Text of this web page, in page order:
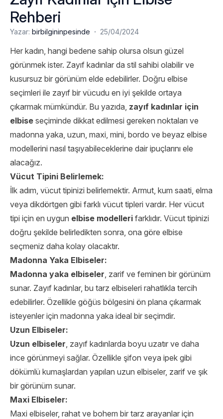
Rehberi
Yazar: birbilgininpesinde · 25/04/2024
Her kadın, hangi bedene sahip olursa olsun güzel
görünmek ister. Zayıf kadınlar da stil sahibi olabilir ve
kusursuz bir görünüm elde edebilirler. Doğru elbise
seçimleri ile zayıf bir vücudu en iyi şekilde ortaya
çıkarmak mümkündür. Bu yazıda, zayıf kadınlar için
elbise seçiminde dikkat edilmesi gereken noktaları ve
madonna yaka, uzun, maxi, mini, bordo ve beyaz elbise
modellerini nasıl taşıyabileceklerine dair ipuçlarını ele
alacağız.
Vücut Tipini Belirlemek:
İlk adım, vücut tipinizi belirlemektir. Armut, kum saati, elma
veya dikdörtgen gibi farklı vücut tipleri vardır. Her vücut
tipi için en uygun elbise modelleri farklıdır. Vücut tipinizi
doğru şekilde belirledikten sonra, ona göre elbise
seçmeniz daha kolay olacaktır.
Madonna Yaka Elbiseler:
Madonna yaka elbiseler, zarif ve feminen bir görünüm
sunar. Zayıf kadınlar, bu tarz elbiseleri rahatlıkla tercih
edebilirler. Özellikle göğüs bölgesini ön plana çıkarmak
isteyenler için madonna yaka ideal bir seçimdir.
Uzun Elbiseler:
Uzun elbiseler, zayıf kadınlarda boyu uzatır ve daha
ince görünmeyi sağlar. Özellikle şifon veya ipek gibi
dökümlü kumaşlardan yapılan uzun elbiseler, zarif ve şık
bir görünüm sunar.
Maxi Elbiseler:
Maxi elbiseler, rahat ve bohem bir tarz arayanlar için